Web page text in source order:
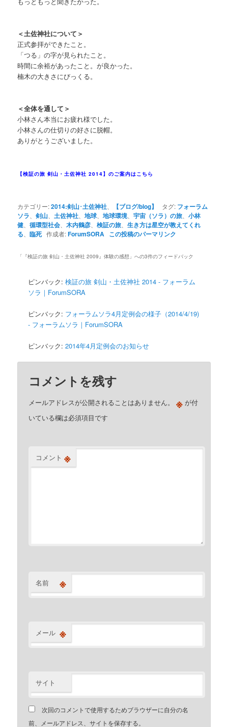
＜土佐神社について＞
正式参拝ができたこと。
「つる」の字が見られたこと。
時間に余裕があったこと。が良かった。
楠木の大きさにびっくる。
＜全体を通して＞
小林さん本当にお疲れ様でした。
小林さんの仕切りの好さに脱帽。
ありがとうございました。
【検証の旅 剣山・土佐神社 2014】のご案内はこちら
カテゴリー:2014:剣山･土佐神社、 【ブログ/blog】 タグ: フォーラム
ソラ、剣山、土佐神社、地球、地球環境、宇宙（ソラ）の旅、小林
健、循環型社会、木内鶴彦、検証の旅、生き方は星空が教えてくれ
る、臨死作成者:ForumSORA この投稿のパーマリンク
「 『検証の旅 剣山・土佐神社 2009』体験の感想 」への3件のフィードバック
ピンバック:検証の旅 剣山・土佐神社 2014 - フォーラム
ソラ｜ForumSORA
ピンバック: フォーラムソラ4月定例会の様子（2014/4/19)
- フォーラムソラ｜ForumSORA
ピンバック:2014年4月定例会のお知らせ
コメントを残す
メールアドレスが公開されることはありません。 ※ が付
いている欄は必須項目です
コメント ※
名前 ※
メール ※
サイト
次回のコメントで使用するためブラウザーに自分の名
前、メールアドレス、サイトを保存する。